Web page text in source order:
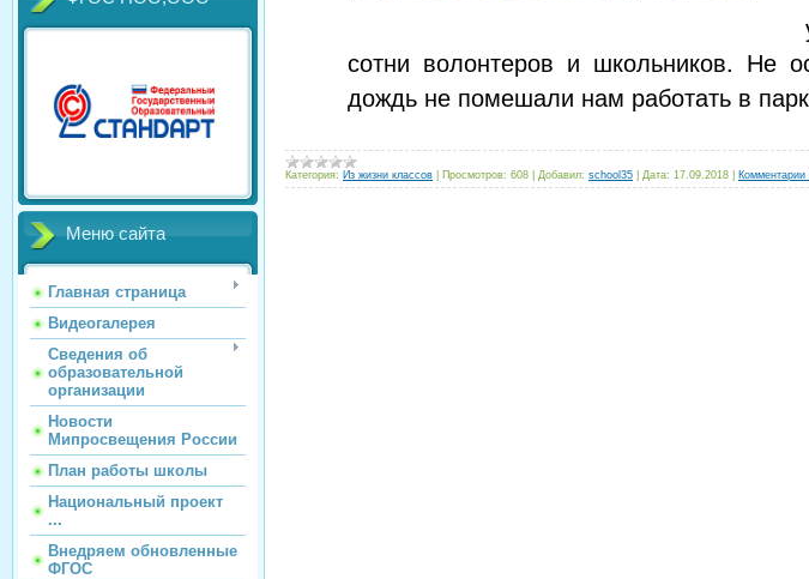
Меню сайта
Главная страница
Видеогалерея
Сведения об
образовательной
организации
Новости
Мипросвещения России
План работы школы
Национальный проект
...
Внедряем обновленные
ФГОС
сотни волонтеров и школьников. Не
дождь не помешали нам работать в
Категория: Из жизни классов Просмотров: 608 Добавил: school35 Дата: 17.09.2018 Комментарии